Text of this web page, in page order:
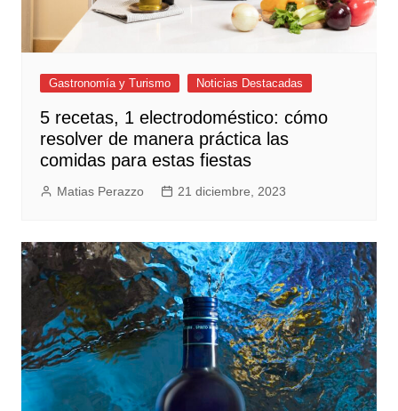
Gastronomía y Turismo Noticias Destacadas
5 recetas, 1 electrodoméstico: cómo
resolver de manera práctica las
comidas para estas fiestas
Matias Perazzo 21 diciembre, 2023